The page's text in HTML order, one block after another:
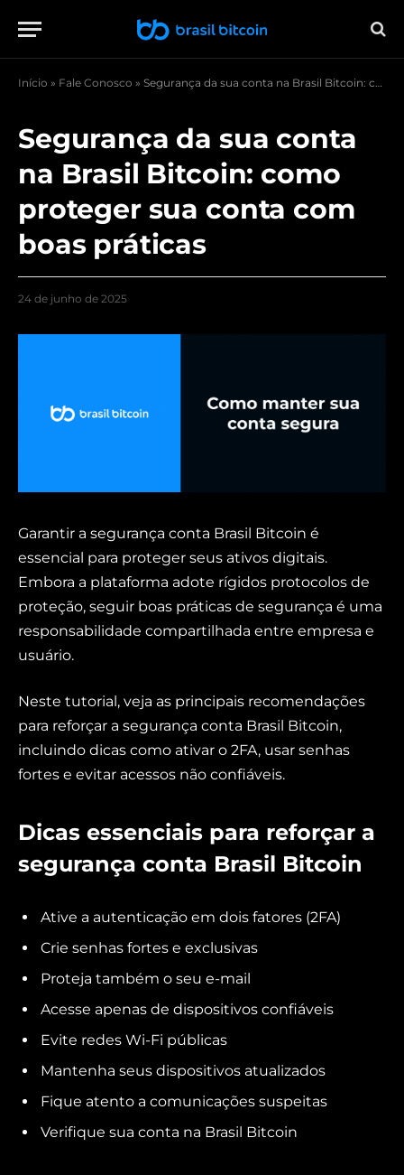
Início » Fale Conosco » Segurança da sua conta na Brasil Bitcoin: como proteger sua conta com boas práticas
Segurança da sua conta
na Brasil Bitcoin: como
proteger sua conta com
boas práticas
24 de junho de 2025
Garantir a segurança conta Brasil Bitcoin é
essencial para proteger seus ativos digitais.
Embora a plataforma adote rígidos protocolos de
proteção, seguir boas práticas de segurança é uma
responsabilidade compartilhada entre empresa e
usuário.
Neste tutorial, veja as principais recomendações
para reforçar a segurança conta Brasil Bitcoin,
incluindo dicas como ativar o 2FA, usar senhas
fortes e evitar acessos não confiáveis.
Dicas essenciais para reforçar a
segurança conta Brasil Bitcoin
Ative a autenticação em dois fatores (2FA)
Crie senhas fortes e exclusivas
Proteja também o seu e-mail
Acesse apenas de dispositivos confiáveis
Evite redes Wi-Fi públicas
Mantenha seus dispositivos atualizados
Fique atento a comunicações suspeitas
Verifique sua conta na Brasil Bitcoin